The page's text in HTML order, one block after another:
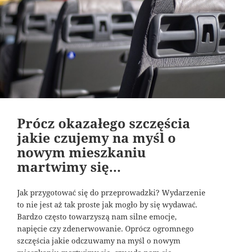
Prócz okazałego szczęścia
jakie czujemy na myśl o
nowym mieszkaniu
martwimy się…
Jak przygotować się do przeprowadzki? Wydarzenie
to nie jest aż tak proste jak mogło by się wydawać.
Bardzo często towarzyszą nam silne emocje,
napięcie czy zdenerwowanie. Oprócz ogromnego
szczęścia jakie odczuwamy na myśl o nowym